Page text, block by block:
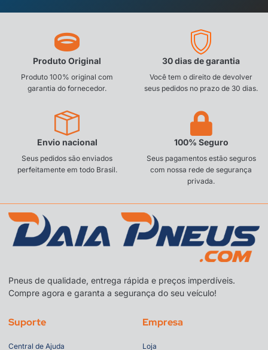
Produto Original
Produto 100% original com
garantia do fornecedor.
30 dias de garantia
Você tem o direito de devolver
seus pedidos no prazo de 30 dias.
Envio nacional
Seus pedidos são enviados
perfeitamente em todo Brasil.
100% Seguro
Seus pagamentos estão seguros
com nossa rede de segurança
privada.
Pneus de qualidade, entrega rápida e preços imperdíveis.
Compre agora e garanta a segurança do seu veículo!
Suporte
Central de Ajuda
Empresa
Loja